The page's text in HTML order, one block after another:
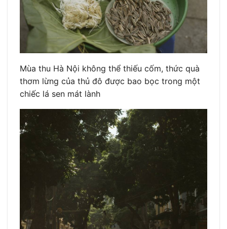
Mùa thu Hà Nội không thể thiếu cốm, thức quà
thơm lừng của thủ đô được bao bọc trong một
chiếc lá sen mát lành